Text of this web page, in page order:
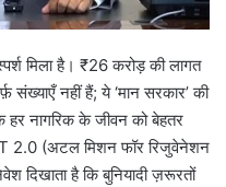
मिला है। ₹26 करोड़ की लागत
नहीं हैं; ये ‘मान सरकार’ की
हर नागरिक के जीवन को बेहतर
2.0 (अटल मिशन फॉर रिजुवेनेशन
दिखाता है कि बुनियादी ज़रूरतों